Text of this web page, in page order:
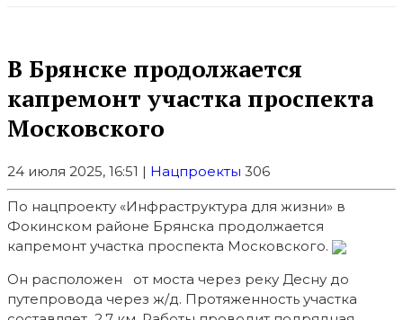
В Брянске продолжается
капремонт участка проспекта
Московского
24 июля 2025, 16:51 | Нацпроекты 306
По нацпроекту «Инфраструктура для жизни» в
Фокинском районе Брянска продолжается
капремонт участка проспекта Московского.
Он расположен от моста через реку Десну до
путепровода через ж/д. Протяженность участка